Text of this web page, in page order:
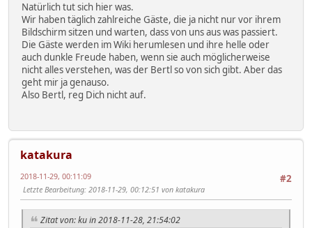
Natürlich tut sich hier was.
Wir haben täglich zahlreiche Gäste, die ja nicht nur vor ihrem
Bildschirm sitzen und warten, dass von uns aus was passiert.
Die Gäste werden im Wiki herumlesen und ihre helle oder
auch dunkle Freude haben, wenn sie auch möglicherweise
nicht alles verstehen, was der Bertl so von sich gibt. Aber das
geht mir ja genauso.
Also Bertl, reg Dich nicht auf.
katakura
#2
2018-11-29, 00:11:09
Letzte Bearbeitung: 2018-11-29, 00:12:51 von katakura
Zitat von: ku in 2018-11-28, 21:54:02